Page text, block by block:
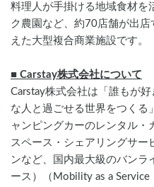
料理人が手掛ける地域食材を
ク農園など、約70店舗が出
えた大型複合商業施設です。
■ Carstay株式会社について
Carstay株式会社は「誰もが
な人と過ごせる世界をつくる
ャンピングカーのレンタル・
スペース・シェアリングサー
ンなど、国内最大級のバンラ
ース）（Mobility as a